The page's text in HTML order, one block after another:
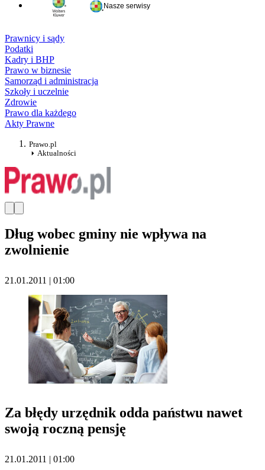
Nasze serwisy
Prawnicy i sądy
Podatki
Kadry i BHP
Prawo w biznesie
Samorząd i administracja
Szkoły i uczelnie
Zdrowie
Prawo dla każdego
Akty Prawne
Prawo.pl
Aktualności
Dług wobec gminy nie wpływa na
zwolnienie
21.01.2011 | 01:00
Za błędy urzędnik odda państwu nawet
swoją roczną pensję
21.01.2011 | 01:00